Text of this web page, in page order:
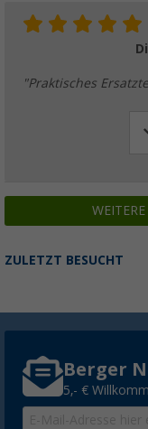
"Praktisches
ZULETZT BESUCHT
Berger
5,- €